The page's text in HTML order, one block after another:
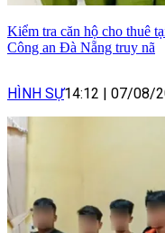
Kiểm tra căn hộ cho thuê
Công an Đà Nẵng truy nã
HÌNH SỰ14:12 07/08/